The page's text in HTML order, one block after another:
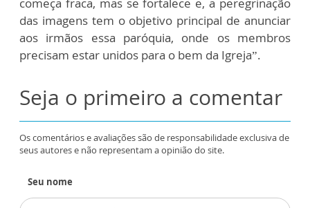
das imagens tem o objetivo principal de anunciar
aos irmãos essa paróquia, onde os membros
precisam estar unidos para o bem da Igreja”.
Seja o primeiro a comentar
Os comentários e avaliações são de responsabilidade exclusiva de
seus autores e não representam a opinião do site.
Seu nome